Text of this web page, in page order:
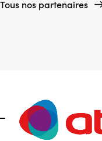
Tous nos partenaires